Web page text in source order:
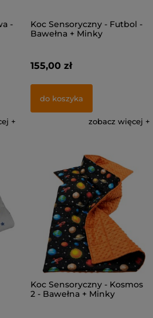
-
Koc Sensoryczny - Futbol -
Bawełna + Minky
155,00 zł
do koszyka
zobacz więcej
Koc Sensoryczny - Kosmos
2 - Bawełna + Minky